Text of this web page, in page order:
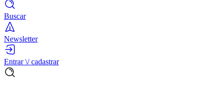
Buscar
Newsletter
Entrar \/ cadastrar